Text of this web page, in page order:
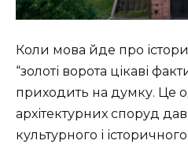
Коли мова йде про
“золоті ворота цікаві
приходить на думку. Це
архітектурних споруд
культурного і